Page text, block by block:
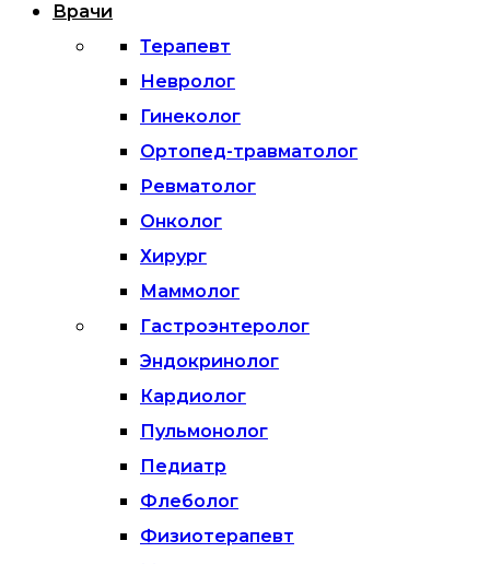
Врачи
Терапевт
Невролог
Гинеколог
Ортопед-травматолог
Ревматолог
Онколог
Хирург
Маммолог
Гастроэнтеролог
Эндокринолог
Кардиолог
Пульмонолог
Педиатр
Флеболог
Физиотерапевт